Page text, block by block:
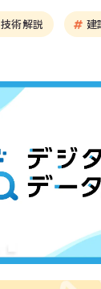
技術解説 建